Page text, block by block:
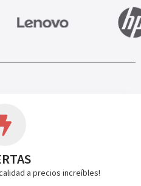
a precios increíbles!